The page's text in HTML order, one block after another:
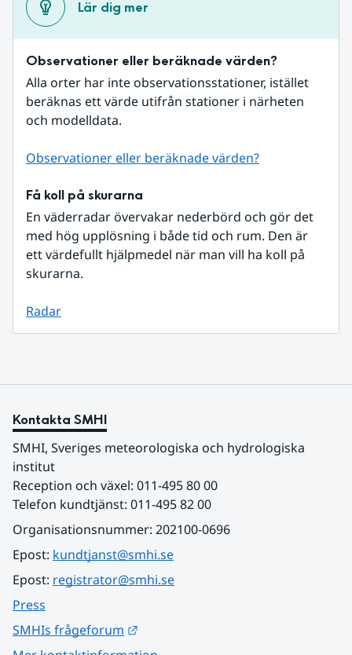
Lär dig mer
Observationer eller beräknade värden?
Alla orter har inte observationsstationer, istället
beräknas ett värde utifrån stationer i närheten
och modelldata.
Observationer eller beräknade värden?
Få koll på skurarna
En väderradar övervakar nederbörd och gör det
med hög upplösning i både tid och rum. Den är
ett värdefullt hjälpmedel när man vill ha koll på
skurarna.
Radar
Kontakta SMHI
SMHI, Sveriges meteorologiska och hydrologiska
institut
Reception och växel: 011-495 80 00
Telefon kundtjänst: 011-495 82 00
Organisationsnummer: 202100-0696
Epost: kundtjanst@smhi.se
Epost: registrator@smhi.se
Press
SMHIs frågeforum